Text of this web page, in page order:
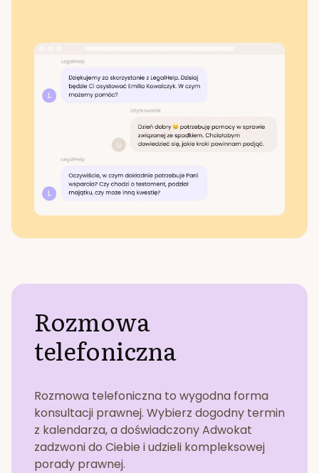
Rozmowa
telefoniczna
Rozmowa telefoniczna to wygodna forma
konsultacji prawnej. Wybierz dogodny termin
z kalendarza, a doświadczony Adwokat
zadzwoni do Ciebie i udzieli kompleksowej
porady prawnej.